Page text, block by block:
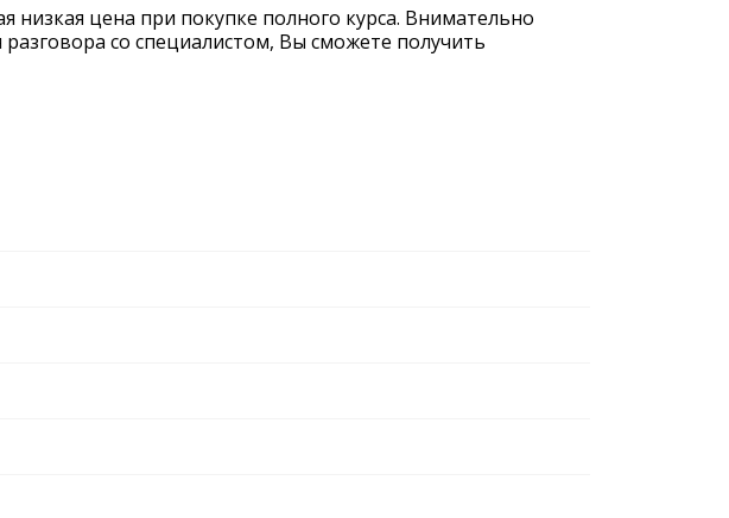
цена при покупке полного курса. Внимательно
со специалистом, Вы сможете получить